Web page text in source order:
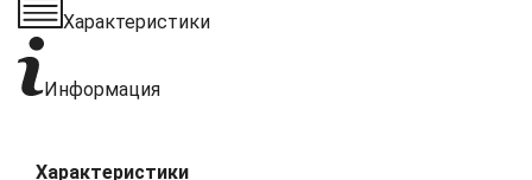
Характеристики
Информация
Характеристики